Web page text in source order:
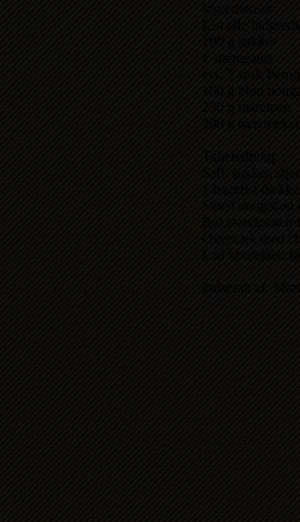
Ingredienser:
List alle
100 g sukker
1 stjerneanis
evt. 2 spsk
100 g blød
250 g marcipan
200 g
Tilberedning:
Saft, sukker,
1 bagerist
Smelt nougat'en
Rul marcipanen
Overtræk med
Lad konfekten
Indsendt af: